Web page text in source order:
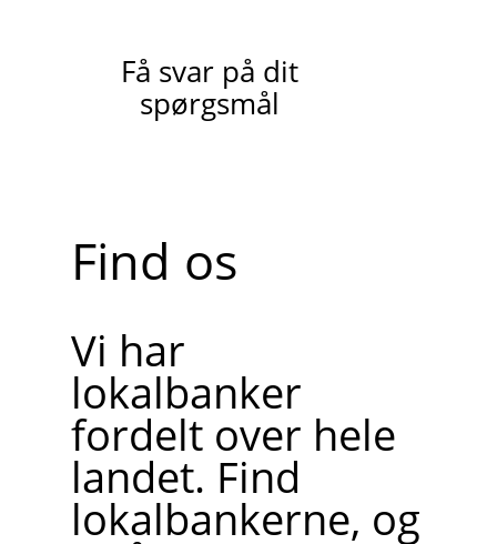
Få svar på dit
spørgsmål
Find os
Vi har
lokalbanker
fordelt over hele
landet. Find
lokalbankerne, og